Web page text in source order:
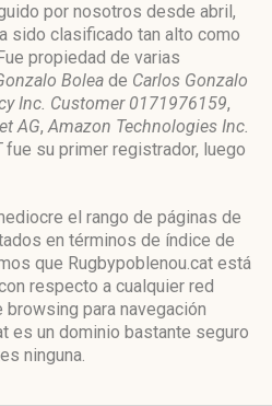
por nosotros desde abril,
sido clasificado tan alto como
propiedad de varias
Bolea de Carlos Gonzalo
Inc. Customer 0171976159,
AG,Amazon Technologies Inc.
fue su primer registrador, luego
el rango de páginas de
en términos de índice de
que Rugbypoblenou.cat está
respecto a cualquier red
para navegación
es un dominio bastante seguro
ninguna.